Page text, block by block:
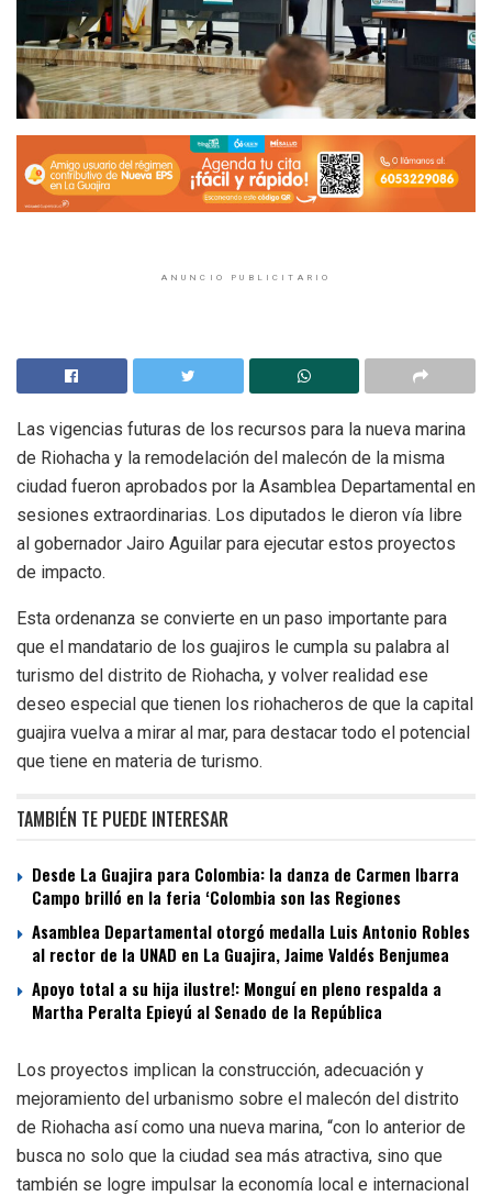
ANUNCIO PUBLICITARIO
Las vigencias futuras de los recursos para la nueva marina
de Riohacha y la remodelación del malecón de la misma
ciudad fueron aprobados por la Asamblea Departamental en
sesiones extraordinarias. Los diputados le dieron vía libre
al gobernador Jairo Aguilar para ejecutar estos proyectos
de impacto.
Esta ordenanza se convierte en un paso importante para
que el mandatario de los guajiros le cumpla su palabra al
turismo del distrito de Riohacha, y volver realidad ese
deseo especial que tienen los riohacheros de que la capital
guajira vuelva a mirar al mar, para destacar todo el potencial
que tiene en materia de turismo.
TAMBIÉN TE PUEDE INTERESAR
Desde La Guajira para Colombia: la danza de Carmen Ibarra
Campo brilló en la feria ‘Colombia son las Regiones
Asamblea Departamental otorgó medalla Luis Antonio Robles
al rector de la UNAD en La Guajira, Jaime Valdés Benjumea
Apoyo total a su hija ilustre!: Monguí en pleno respalda a
Martha Peralta Epieyú al Senado de la República
Los proyectos implican la construcción, adecuación y
mejoramiento del urbanismo sobre el malecón del distrito
de Riohacha así como una nueva marina, “con lo anterior de
busca no solo que la ciudad sea más atractiva, sino que
también se logre impulsar la economía local e internacional